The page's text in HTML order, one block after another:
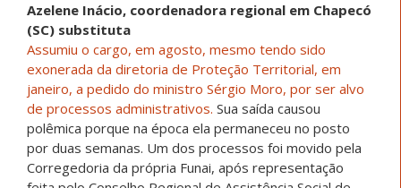
Azelene Inácio, coordenadora regional em Chapecó
(SC) substituta
Assumiu o cargo, em agosto, mesmo tendo sido
exonerada da diretoria de Proteção Territorial, em
janeiro, a pedido do ministro Sérgio Moro, por ser alvo
de processos administrativos. Sua saída causou
polêmica porque na época ela permaneceu no posto
por duas semanas. Um dos processos foi movido pela
Corregedoria da própria Funai, após representação